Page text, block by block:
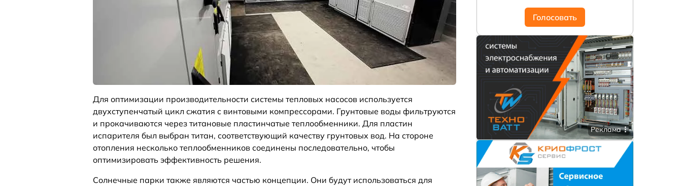
Для оптимизации производительности системы тепловых насосов используется
двухступенчатый цикл сжатия с винтовыми компрессорами. Грунтовые воды фильтруются
и прокачиваются через титановые пластинчатые теплообменники. Для пластин
испарителя был выбран титан, соответствующий качеству грунтовых вод. На стороне
отопления несколько теплообменников соединены последовательно, чтобы
оптимизировать эффективность решения.
Солнечные парки также являются частью концепции. Они будут использоваться для
Голосовать
Реклама